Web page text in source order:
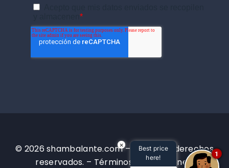
© 2026 shambalante.com – Todos los derechos
reservados. – Términos y condiciones.
×
Best price
here!
1